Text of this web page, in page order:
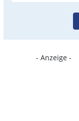
- Anzeige -